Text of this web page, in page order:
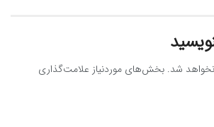
شد. بخش‌های موردنیاز علامت‌گذاری